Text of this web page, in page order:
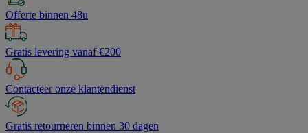
Offerte binnen 48u
Gratis levering vanaf €200
Contacteer onze klantendienst
Gratis retourneren binnen 30 dagen